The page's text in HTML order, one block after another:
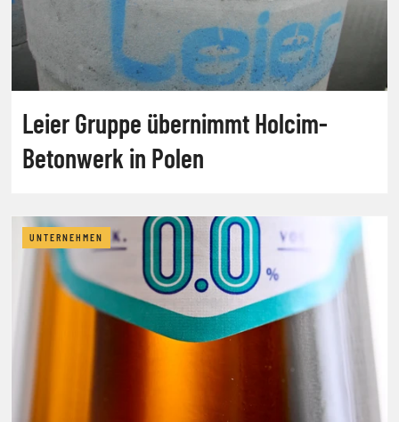
Leier Gruppe übernimmt Holcim-
Betonwerk in Polen
UNTERNEHMEN